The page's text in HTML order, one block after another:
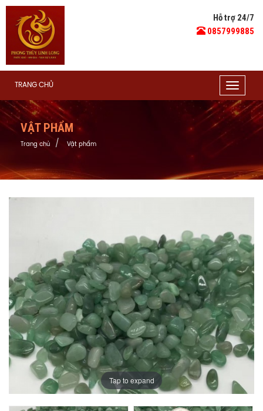
Hỗ trợ 24/7
0857999885
Toggle
TRANG CHỦ
VẬT PHẨM
Trang chủ Vật phẩm
Tap to expand